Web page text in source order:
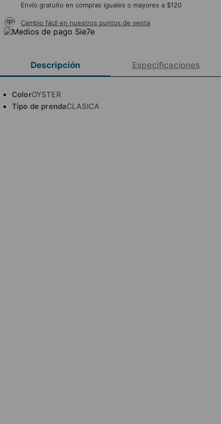
Envío gratuito en compras iguales o mayores a $120
Cambio fácil en nuestros puntos de venta
Descripción Especificaciones
ColorOYSTER
Tipo de prendaCLASICA